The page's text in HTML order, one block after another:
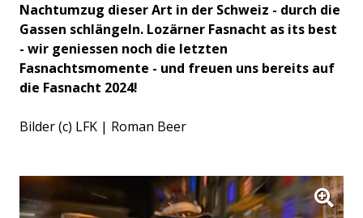
Nachtumzug dieser Art in der Schweiz - durch die
Gassen schlängeln. Lozärner Fasnacht as its best
- wir geniessen noch die letzten
Fasnachtsmomente - und freuen uns bereits auf
die Fasnacht 2024!
Bilder (c) LFK | Roman Beer